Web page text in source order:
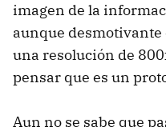
imagen de la
aunque desmotivante
una resolución de
pensar que es un
Aun no se sabe que